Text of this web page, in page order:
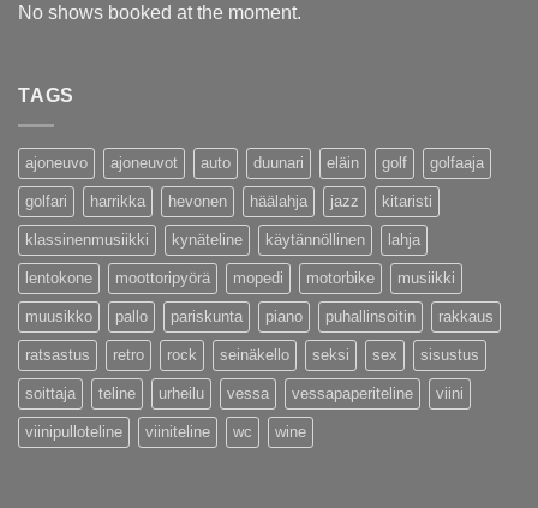
No shows booked at the moment.
TAGS
ajoneuvo ajoneuvot auto duunari eläin golf golfaaja
golfari harrikka hevonen häälahja jazz kitaristi
klassinenmusiikki kynäteline käytännöllinen lahja
lentokone moottoripyörä mopedi motorbike musiikki
muusikko pallo pariskunta piano puhallinsoitin rakkaus
ratsastus retro rock seinäkello seksi sex sisustus
soittaja teline urheilu vessa vessapaperiteline viini
viinipulloteline viiniteline wc wine